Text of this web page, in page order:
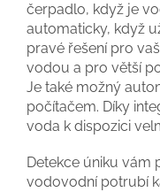
čerpadlo, když je
automaticky, když
pravé řešení pro
vodou a pro větší
Je také možný
počítačem. Díky
voda k dispozici
Detekce úniku vám
vodovodní potrubí